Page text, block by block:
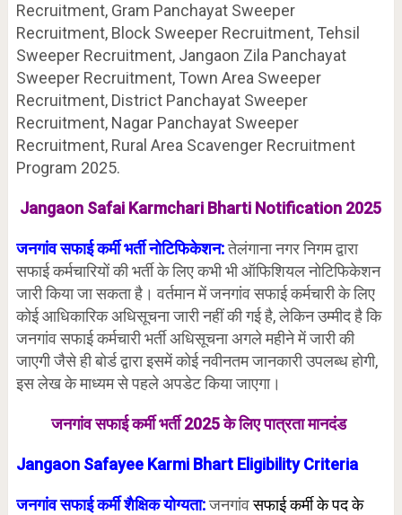
Recruitment, Gram Panchayat Sweeper
Recruitment, Block Sweeper Recruitment, Tehsil
Sweeper Recruitment, Jangaon Zila Panchayat
Sweeper Recruitment, Town Area Sweeper
Recruitment, District Panchayat Sweeper
Recruitment, Nagar Panchayat Sweeper
Recruitment, Rural Area Scavenger Recruitment
Program 2025.
Jangaon Safai Karmchari Bharti Notification 2025
जनगांव सफाई कर्मी भर्ती नोटिफिकेशन:तेलंगाना नगर निगम द्वारा
सफाई कर्मचारियों की भर्ती के लिए कभी भी ऑफिशियल नोटिफिकेशन
जारी किया जा सकता है। वर्तमान में जनगांव सफाई कर्मचारी के लिए
कोई आधिकारिक अधिसूचना जारी नहीं की गई है, लेकिन उम्मीद है कि
जनगांव सफाई कर्मचारी भर्ती अधिसूचना अगले महीने में जारी की
जाएगी जैसे ही बोर्ड द्वारा इसमें कोई नवीनतम जानकारी उपलब्ध होगी,
इस लेख के माध्यम से पहले अपडेट किया जाएगा।
जनगांव सफाई कर्मी भर्ती 2025 के लिए पात्रता मानदंड
Jangaon Safayee Karmi Bhart Eligibility Criteria
जनगांव सफाई कर्मी शैक्षिक योग्यता:जनगांवसफाई कर्मी के पद के